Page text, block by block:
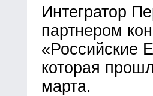
Интегратор
партнером
«Российские
которая
марта.